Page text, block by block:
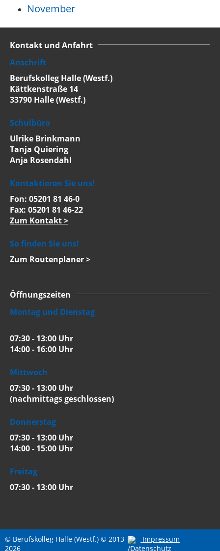
November
Kontakt und Anfahrt
Anschrift
Berufskolleg Halle (Westf.)
Kättkenstraße 14
33790 Halle (Westf.)
Schulbüro
Ulrike Brinkmann
Tanja Quiering
Anja Rosendahl
Kontaktieren Sie uns!
Fon: 05201 81 46-0
Fax: 05201 81 46-22
Zum Kontakt >
So finden Sie uns!
Zum Routenplaner >
Öffnungszeiten
Montag und Dienstag
07:30 - 13:00 Uhr
14:00 - 16:00 Uhr
Mittwoch
07:30 - 13:00 Uhr
(nachmittags geschlossen)
Donnerstag
07:30 - 13:00 Uhr
14:00 - 15:00 Uhr
Freitag
07:30 - 13:00 Uhr
© Berufskolleg Halle (Westf.) © 2013-
2026
Impressum
/Datenschutz